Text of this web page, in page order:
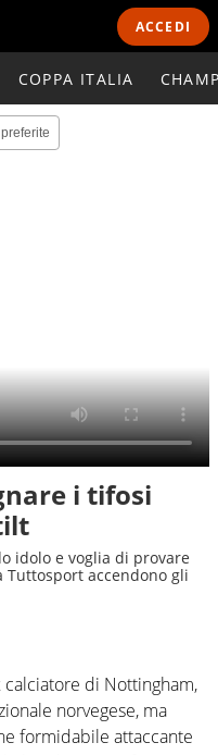
ACCEDI
COPPA ITALIA
i tifosi
idolo e voglia di provare
Tuttosport accendono gli
calciatore di Nottingham,
norvegese, ma
formidabile attaccante